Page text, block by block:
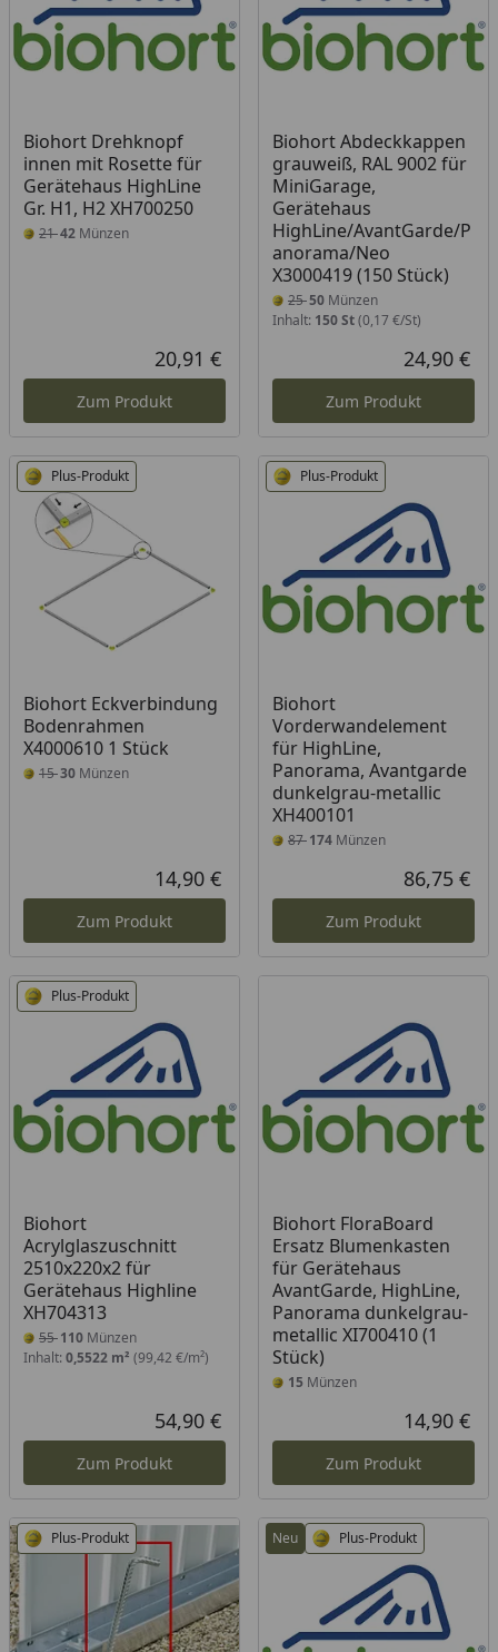
Biohort Drehknopf
innen mit Rosette für
Gerätehaus HighLine
Gr. H1, H2 XH700250
2142 Münzen
Aktueller Preis
20,91 €
Zum Produkt
Biohort Abdeckkappen
grauweiß, RAL 9002 für
MiniGarage,
Gerätehaus
HighLine/AvantGarde/P
anorama/Neo
X3000419 (150 Stück)
2550Münzen
Inhalt: 150 St(0,17 €/St)
24,90 €
Zum Produkt
Plus-Produkt
Biohort Eckverbindung
Bodenrahmen
X4000610 1 Stück
1530 Münzen
Aktueller Preis
14,90 €
Zum Produkt
Plus-Produkt
Biohort
Vorderwandelement
für HighLine,
Panorama, Avantgarde
dunkelgrau-metallic
XH400101
87174Münzen
86,75 €
Zum Produkt
Plus-Produkt
Biohort
Acrylglaszuschnitt
2510x220x2 für
Gerätehaus Highline
XH704313
55110 Münzen
Inhalt: 0,5522 m² (99,42 €/m²)
Aktueller Preis
54,90 €
Zum Produkt
Biohort FloraBoard
Ersatz Blumenkasten
für Gerätehaus
AvantGarde, HighLine,
Panorama dunkelgrau-
metallic XI700410 (1
Stück)
15 Münzen
14,90 €
Zum Produkt
Plus-Produkt Neu Plus-Produkt